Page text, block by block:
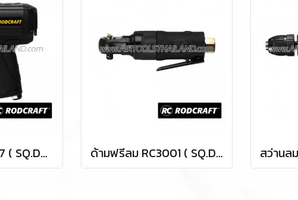
บล็อกลม RC2267 ( SQ.DR.1/2 ) IMPACT WRENCHES ด้ามฟรีลม RC3001 ( SQ.DR.1/4 ) AIR RATCHET